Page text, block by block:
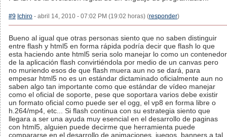
#9 Ichiro - abril 14, 2010 - 07:02 PM (19:02 horas) (responder)
Bueno al igual que otras personas siento que no saben distinguir
entre flash y html5 en forma rápida podría decir que flash lo que
esta haciendo ante html5 seria solo manejar lo como un contenedor
de la aplicación flash convirtiéndola por medio de un canvas pero
no muriendo esos de que flash muera aun no se dará, para
empesar html5 no es un estándar dictaminado oficialmente aun no
saben algo tan importante como que estándar de vídeo manejar
como el oficial de soporte, pese que soportara varios debe existir
un formato oficial como puede ser el ogg, el vp8 en forma libre o
h.264/mp4, etc... Si flash continua con su estrategia siento que
llegara a ser una ayuda muy esencial en el desarrollo de paginas
con html5, alguien puede decirme que herramienta puede
compararse en el desarrollo de animaciones, juegos, banners a tal